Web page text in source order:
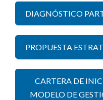
DIAGNÓSTICO
PROPUESTA
CARTERA DE
MODELO DE